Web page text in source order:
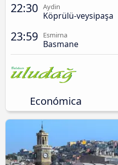
22:30 Aydin
Köprülü-veysipaşa
23:59 Esmirna
Basmane
Económica